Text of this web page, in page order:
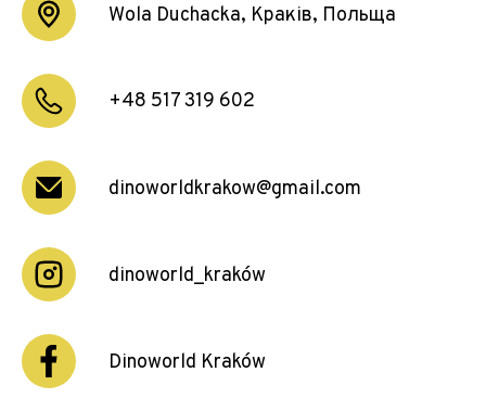
Wola Duchacka, Краків, Польща
+48 517 319 602
dinoworldkrakow@gmail.com
dinoworld_kraków
Dinoworld Kraków